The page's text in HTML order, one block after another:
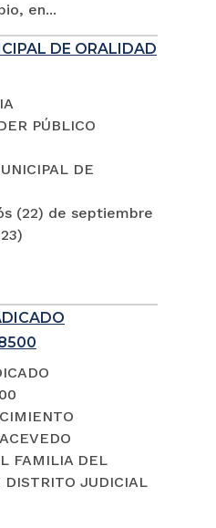
en...
DE ORALIDAD
PÚBLICO
DE
(22) de septiembre
FAMILIA DEL
DISTRITO JUDICIAL